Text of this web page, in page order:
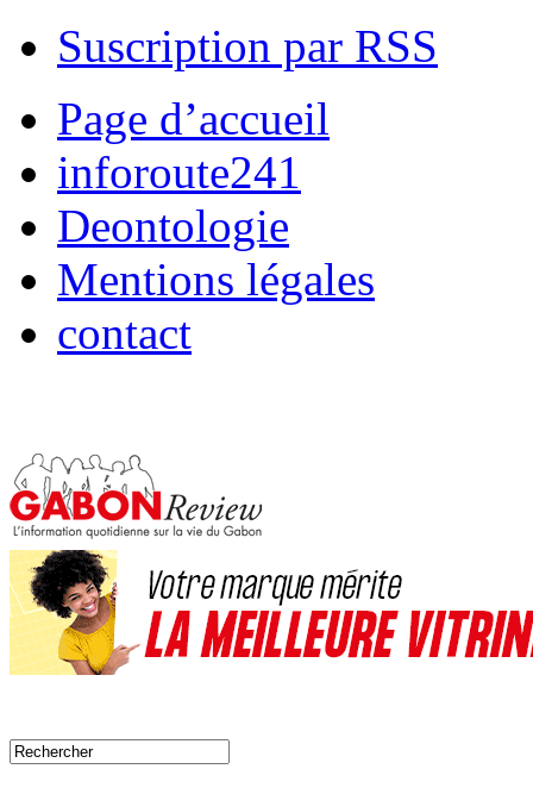
Suscription par RSS
Page d’accueil
inforoute241
Deontologie
Mentions légales
contact